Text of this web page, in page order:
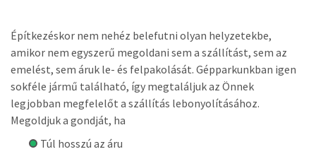
Építkezéskor nem nehéz belefutni olyan helyzetekbe,
amikor nem egyszerű megoldani sem a szállítást, sem az
emelést, sem áruk le- és felpakolását. Gépparkunkban igen
sokféle jármű található, így megtaláljuk az Önnek
legjobban megfelelőt a szállítás lebonyolításához.
Megoldjuk a gondját, ha
Túl hosszú az áru